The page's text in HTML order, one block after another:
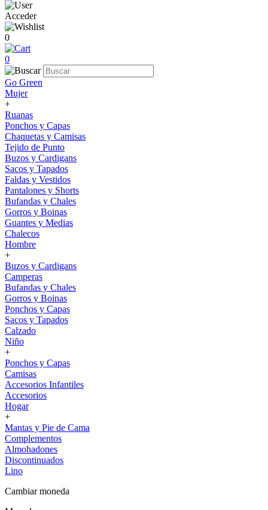
Acceder
0
0
Go Green
Mujer
+
Ruanas
Ponchos y Capas
Chaquetas y Camisas
Tejido de Punto
Buzos y Cardigans
Sacos y Tapados
Faldas y Vestidos
Pantalones y Shorts
Bufandas y Chales
Gorros y Boinas
Guantes y Medias
Chalecos
Hombre
+
Buzos y Cardigans
Camperas
Bufandas y Chales
Gorros y Boinas
Ponchos y Capas
Sacos y Tapados
Calzado
Niño
+
Ponchos y Capas
Camisas
Accesorios Infantiles
Accesorios
Hogar
+
Mantas y Pie de Cama
Complementos
Almohadones
Discontinuados
Lino
Cambiar moneda